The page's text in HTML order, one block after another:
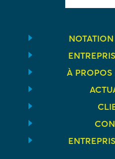
À PROPOS